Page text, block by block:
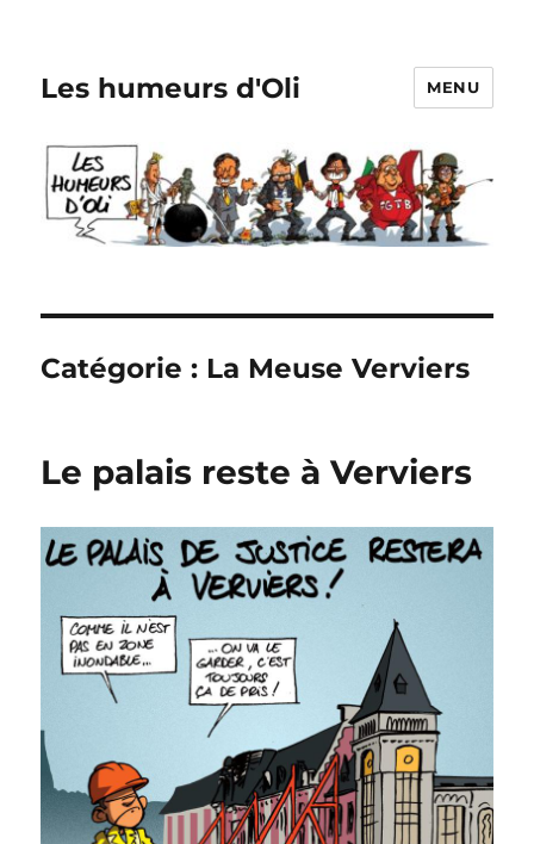
Les humeurs d'Oli MENU
Catégorie : La Meuse Verviers
Le palais reste à Verviers